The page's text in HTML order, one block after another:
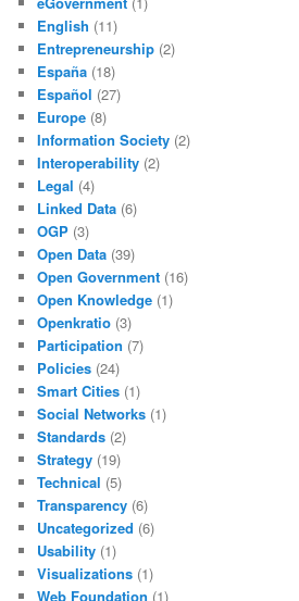
English (11)
Entrepreneurship (2)
España (18)
Español (27)
Europe (8)
Information Society (2)
Interoperability (2)
Legal (4)
Linked Data (6)
OGP (3)
Open Data (39)
Open Government (16)
Open Knowledge (1)
Openkratio (3)
Participation (7)
Policies (24)
Smart Cities (1)
Social Networks (1)
Standards (2)
Strategy (19)
Technical (5)
Transparency (6)
Uncategorized (6)
Usability (1)
Visualizations (1)
Web Foundation (1)